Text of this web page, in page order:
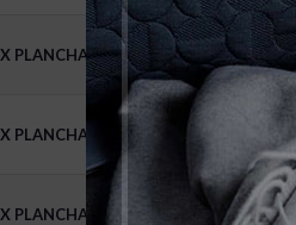
PLANCHA 304 N4 2.0 (5/64) X 1220 X
PLANCHA 304 N4 2.0 (5/64) X 1500 X
PLANCHA 304 N4 2.5 (3/32) X 1220 X